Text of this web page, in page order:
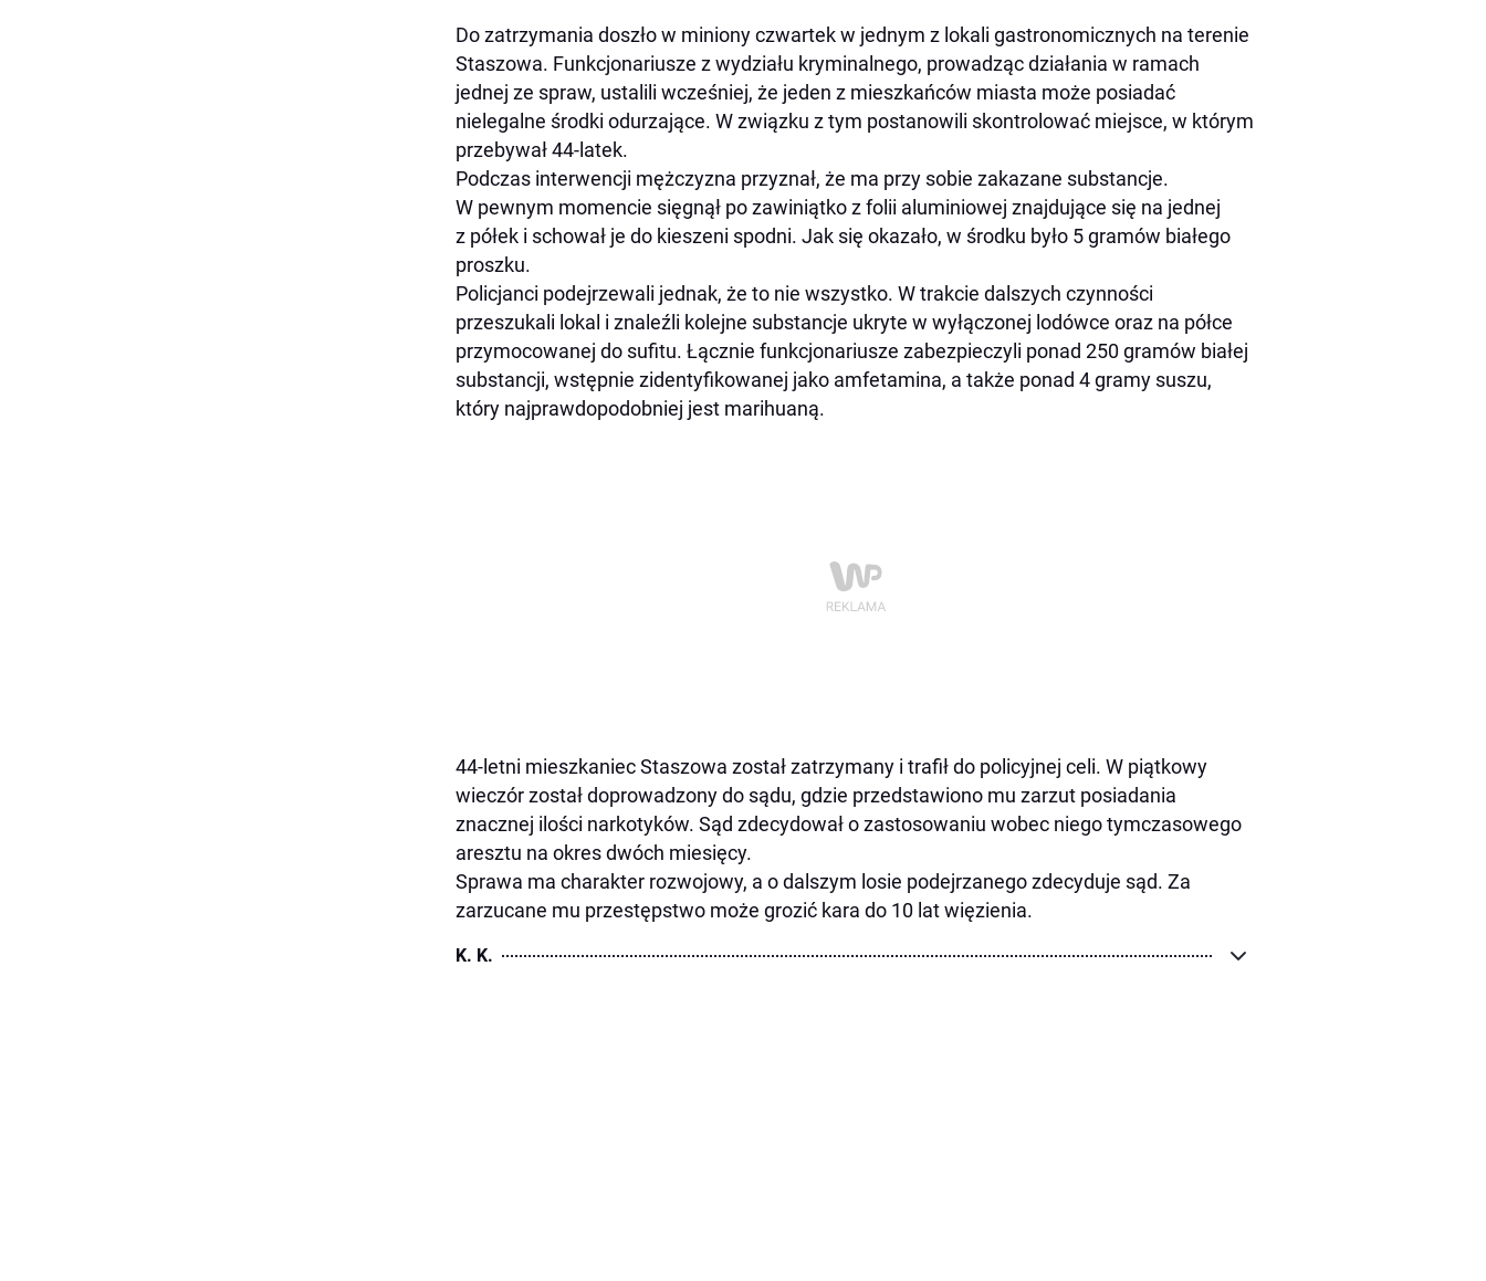
Do zatrzymania doszło w miniony czwartek w jednym z lokali gastronomicznych na terenie
Staszowa. Funkcjonariusze z wydziału kryminalnego, prowadząc działania w ramach
jednej ze spraw, ustalili wcześniej, że jeden z mieszkańców miasta może posiadać
nielegalne środki odurzające. W związku z tym postanowili skontrolować miejsce, w którym
przebywał 44-latek.
Podczas interwencji mężczyzna przyznał, że ma przy sobie zakazane substancje.
W pewnym momencie sięgnął po zawiniątko z folii aluminiowej znajdujące się na jednej
z półek i schował je do kieszeni spodni. Jak się okazało, w środku było 5 gramów białego
proszku.
Policjanci podejrzewali jednak, że to nie wszystko. W trakcie dalszych czynności
przeszukali lokal i znaleźli kolejne substancje ukryte w wyłączonej lodówce oraz na półce
przymocowanej do sufitu. Łącznie funkcjonariusze zabezpieczyli ponad 250 gramów białej
substancji, wstępnie zidentyfikowanej jako amfetamina, a także ponad 4 gramy suszu,
który najprawdopodobniej jest marihuaną.
44-letni mieszkaniec Staszowa został zatrzymany i trafił do policyjnej celi. W piątkowy
wieczór został doprowadzony do sądu, gdzie przedstawiono mu zarzut posiadania
znacznej ilości narkotyków. Sąd zdecydował o zastosowaniu wobec niego tymczasowego
aresztu na okres dwóch miesięcy.
Sprawa ma charakter rozwojowy, a o dalszym losie podejrzanego zdecyduje sąd. Za
zarzucane mu przestępstwo może grozić kara do 10 lat więzienia.
K. K.